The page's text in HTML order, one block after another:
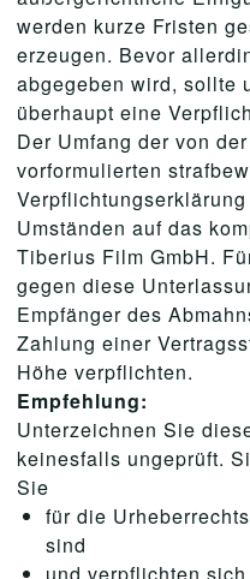
werden kurze Fristen
erzeugen. Bevor
abgegeben wird, sollte
überhaupt eine
Der Umfang der von
vorformulierten
Umständen auf das
Tiberius Film GmbH.
gegen diese
Empfänger des
Zahlung einer
Höhe verpflichten.
Empfehlung:
Unterzeichnen Sie
keinesfalls ungeprüft.
Sie
für die
sind